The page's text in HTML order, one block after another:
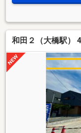
和田２（大橋駅）